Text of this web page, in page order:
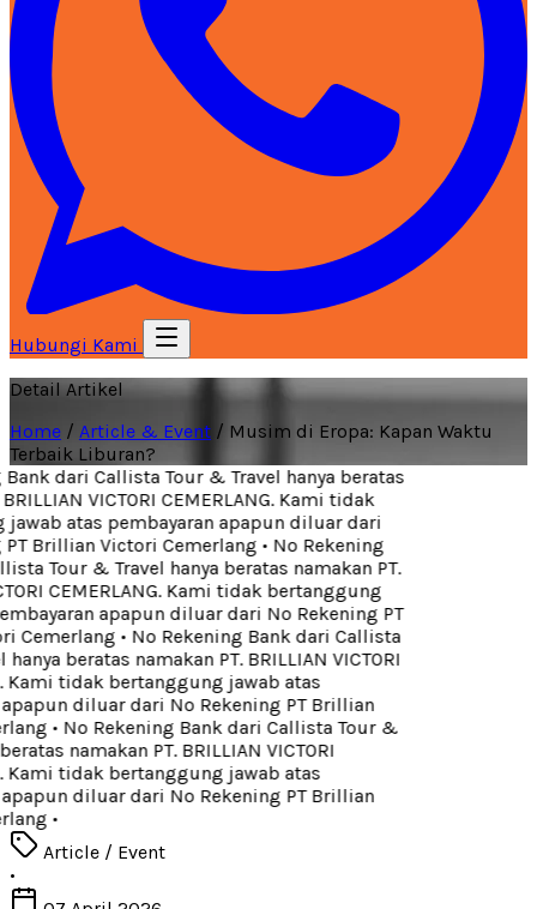
Hubungi Kami
Detail Artikel
Home / Article & Event / Musim di Eropa: Kapan Waktu
Terbaik Liburan?
dari Callista Tour & Travel hanya beratas
VICTORI CEMERLANG. Kami tidak
atas pembayaran apapun diluar dari
Brillian Victori Cemerlang• No Rekening
Tour & Travel hanya beratas namakan PT.
CEMERLANG. Kami tidak bertanggung
apapun diluar dari No Rekening PT
Cemerlang• No Rekening Bank dari Callista
beratas namakan PT. BRILLIAN VICTORI
Kami tidak bertanggung jawab atas
diluar dari No Rekening PT Brillian
• No Rekening Bank dari Callista Tour &
namakan PT. BRILLIAN VICTORI
Kami tidak bertanggung jawab atas
diluar dari No Rekening PT Brillian
•
Article / Event
•